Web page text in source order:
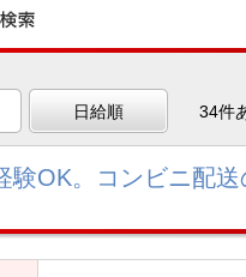
日給順 34件
験OK。コンビニ配